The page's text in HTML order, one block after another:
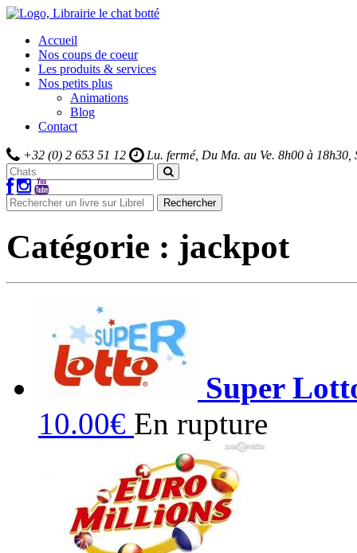
Accueil
Nos coups de coeur
Les produits & services
Nos petits plus
Animations
Blog
Contact
+32 (0) 2 653 51 12 Lu. fermé, Du Ma. au Ve. 8h00 à 18h30,
Rechercher
Catégorie : jackpot
Super
10.00€ En rupture